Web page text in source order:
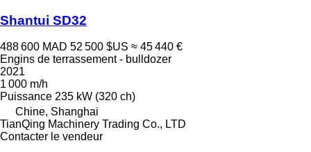
Shantui SD32
488 600 MAD 52 500 $US ≈ 45 440 €
Engins de terrassement - bulldozer
2021
1 000 m/h
Puissance 235 kW (320 ch)
Chine, Shanghai
TianQing Machinery Trading Co., LTD
Contacter le vendeur